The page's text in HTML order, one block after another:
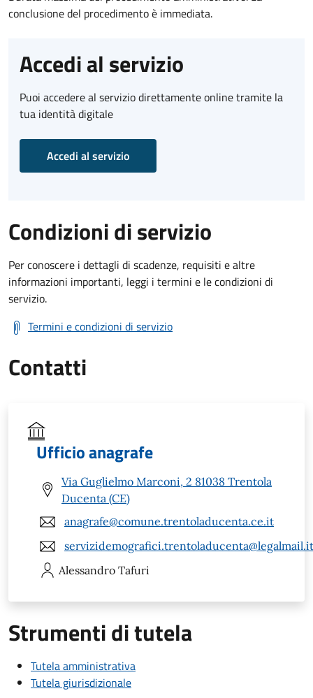
conclusione del procedimento è immediata.
Accedi al servizio
Puoi accedere al servizio direttamente online tramite la
tua identità digitale
Accedi al servizio
Condizioni di servizio
Per conoscere i dettagli di scadenze, requisiti e altre
informazioni importanti, leggi i termini e le condizioni di
servizio.
Termini e condizioni di servizio
Contatti
Ufficio anagrafe
Via Guglielmo Marconi, 2 81038 Trentola
Ducenta (CE)
anagrafe@comune.trentoladucenta.ce.it
servizidemografici.trentoladucenta@legalmail.it
Alessandro Tafuri
Strumenti di tutela
Tutela amministrativa
Tutela giurisdizionale